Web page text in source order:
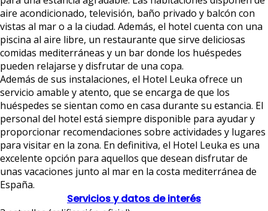
aire acondicionado, televisión, baño privado y balcón con
vistas al mar o a la ciudad. Además, el hotel cuenta con una
piscina al aire libre, un restaurante que sirve deliciosas
comidas mediterráneas y un bar donde los huéspedes
pueden relajarse y disfrutar de una copa.
Además de sus instalaciones, el Hotel Leuka ofrece un
servicio amable y atento, que se encarga de que los
huéspedes se sientan como en casa durante su estancia. El
personal del hotel está siempre disponible para ayudar y
proporcionar recomendaciones sobre actividades y lugares
para visitar en la zona. En definitiva, el Hotel Leuka es una
excelente opción para aquellos que desean disfrutar de
unas vacaciones junto al mar en la costa mediterránea de
España.
Servicios y datos de interés